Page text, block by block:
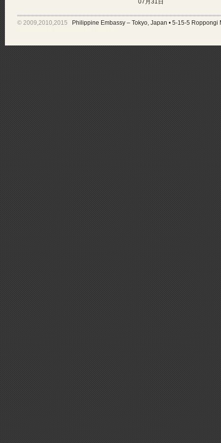
07月31日
© 2009,2010,2015 Philippine Embassy – Tokyo, Japan • 5-15-5 Roppongi